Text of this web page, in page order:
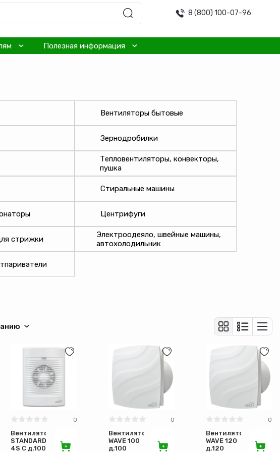
8 (800) 100-07-96
Полезная информация
Вентиляторы бытовые
Зернодробилки
Тепловентиляторы, конвекторы,
пушка
Стиральные машины
Центрифуги
стрижки
Электроодеяло, швейные машины,
автохолодильник
0
Вентилятор
STANDARD
4S С д.100
0
Вентилятор
WAVE 100
д.100
0
Вентилятор
WAVE 120
д.120